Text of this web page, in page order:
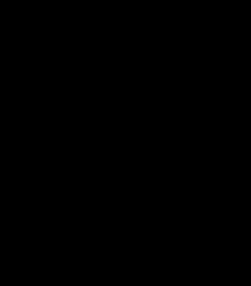
уровне, цвета яркие и
легко выбрать. Получила за